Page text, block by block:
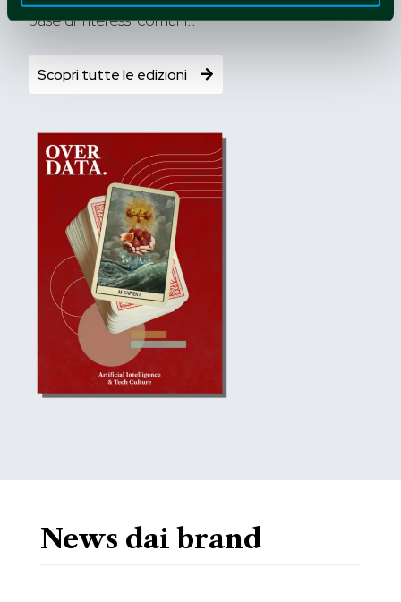
base di interessi comuni..
Scopri tutte le edizioni
News dai brand